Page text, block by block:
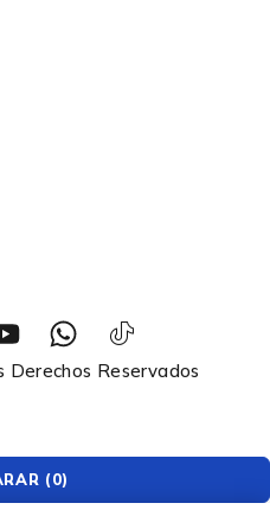
Reservados
(0)